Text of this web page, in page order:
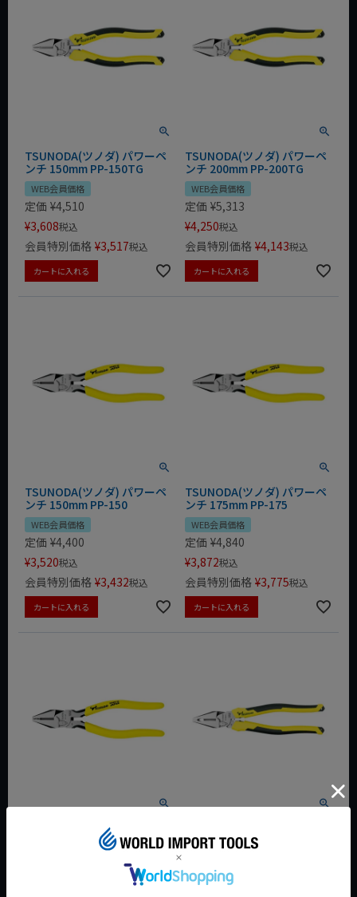
TSUNODA(ツノダ) パワーペ
ンチ 150mm PP-150TG
WEB会員価格
定価 ¥4,510
¥3,608税込
会員特別価格 ¥3,517税込
カートに入れる
TSUNODA(ツノダ) パワーペ
ンチ 200mm PP-200TG
WEB会員価格
定価 ¥5,313
¥4,250税込
会員特別価格 ¥4,143税込
カートに入れる
TSUNODA(ツノダ) パワーペ
ンチ 150mm PP-150
WEB会員価格
定価 ¥4,400
¥3,520税込
会員特別価格 ¥3,432税込
カートに入れる
TSUNODA(ツノダ) パワーペ
ンチ 175mm PP-175
WEB会員価格
定価 ¥4,840
¥3,872税込
会員特別価格 ¥3,775税込
カートに入れる
TSUNODA(ツノダ) パワーペ
ンチ 200mm PP-200
ーペンチ 225mm (圧着機能付
き) PP-225ATG
WEB会員価格
定価 5,775